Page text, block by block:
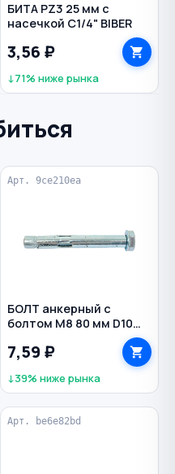
БИТА PZ3 25 мм с
насечкой С1/4" BIBER
3,56 ₽
↓71% ниже рынка
Арт. 9ce210ea
БОЛТ анкерный с
болтом M8 80 мм D10
7,59 ₽
↓39% ниже рынка
Арт. be6e82bd